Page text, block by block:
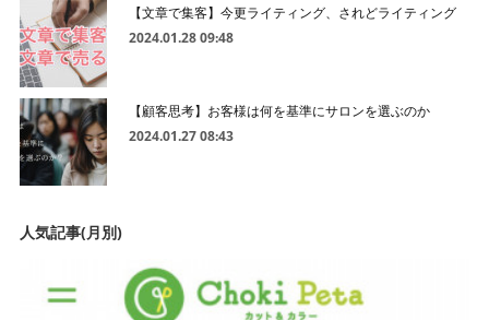
【文章で集客】今更ライティング、されどライティング
2024.01.28 09:48
【顧客思考】お客様は何を基準にサロンを選ぶのか
2024.01.27 08:43
人気記事(月別)